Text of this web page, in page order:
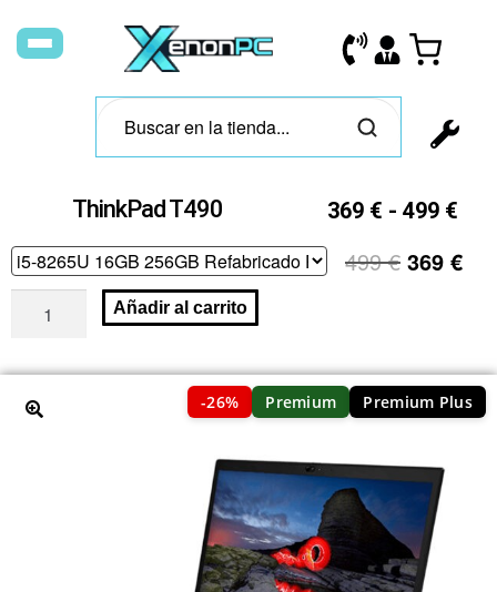
ThinkPad T490 369 € - 499 €
499€ 369 €
Añadir al carrito
-26% Premium Premium Plus